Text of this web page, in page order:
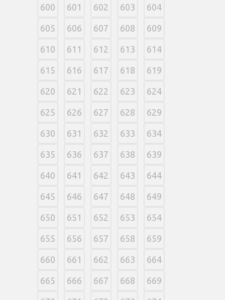
600 601 602 603 604
605 606 607 608 609
610 611 612 613 614
615 616 617 618 619
620 621 622 623 624
625 626 627 628 629
630 631 632 633 634
635 636 637 638 639
640 641 642 643 644
645 646 647 648 649
650 651 652 653 654
655 656 657 658 659
660 661 662 663 664
665 666 667 668 669